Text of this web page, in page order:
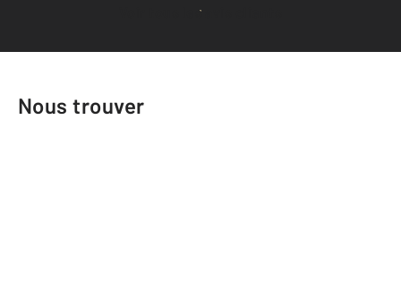
Voir tous les avis clients
Nous trouver